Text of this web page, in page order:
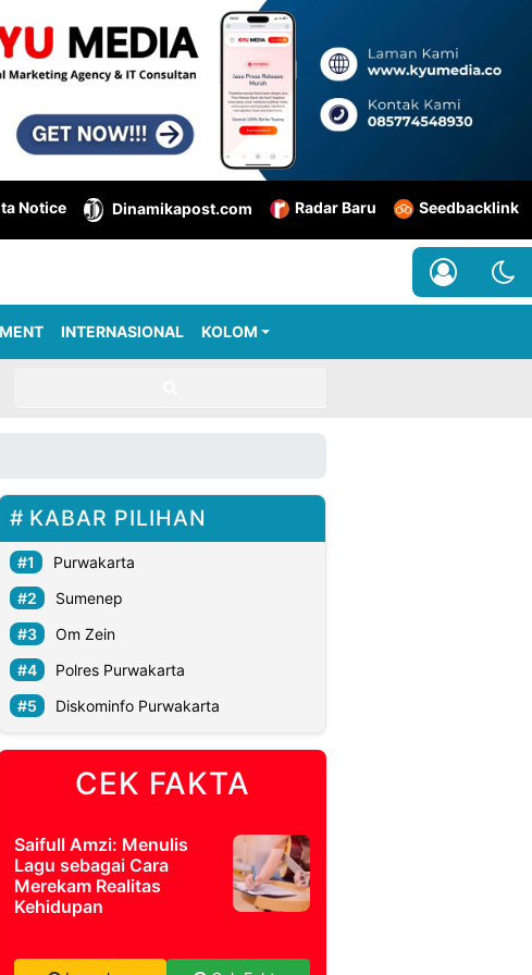
Notice Dinamikapost.com Radar Baru Seedbacklink
INTERNASIONAL KOLOM
KABAR PILIHAN
Purwakarta
Sumenep
Om Zein
Polres Purwakarta
Diskominfo Purwakarta
CEK FAKTA
Saifull Amzi: Menulis
Lagu sebagai Cara
Merekam Realitas
Kehidupan